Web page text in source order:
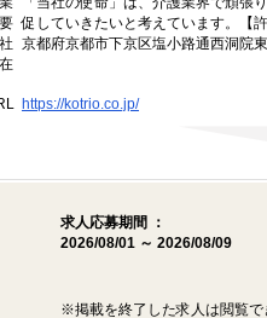
促していきたいと考えています。【
京都府京都市下京区塩小路通西洞院
https://kotrio.co.jp/
求人応募期間 ：
2026/08/01 ～ 2026/08/09
※掲載を終了した求人は閲覧で